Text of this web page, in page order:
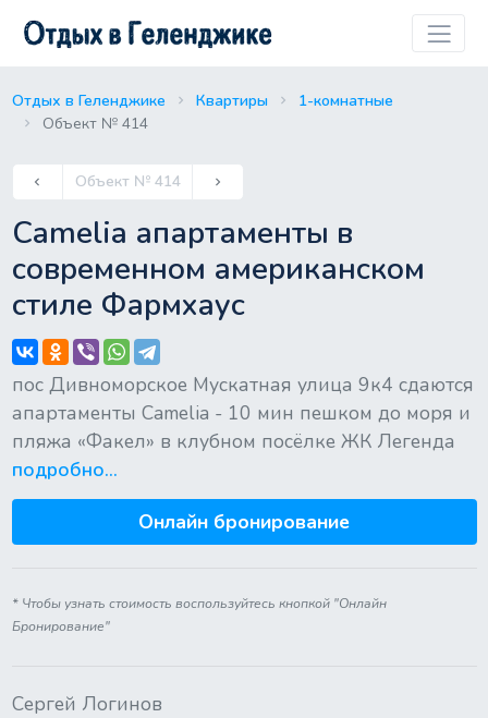
Отдых в Геленджике Квартиры
1-комнатные
Объект № 414
keyboard_arrow_left
PreviousОбъект № 414 keyboard_arrow_right
Camelia апартаменты в
современном американском
стиле Фармхаус
пос Дивноморское Мускатная улица 9к4 сдаются
апартаменты Camelia - 10 мин пешком до моря и
пляжа «Факел» в клубном посёлке ЖК Легенда
подробно...
Онлайн бронирование
* Чтобы узнать стоимость воспользуйтесь кнопкой "Онлайн
Бронирование"
Сергей Логинов